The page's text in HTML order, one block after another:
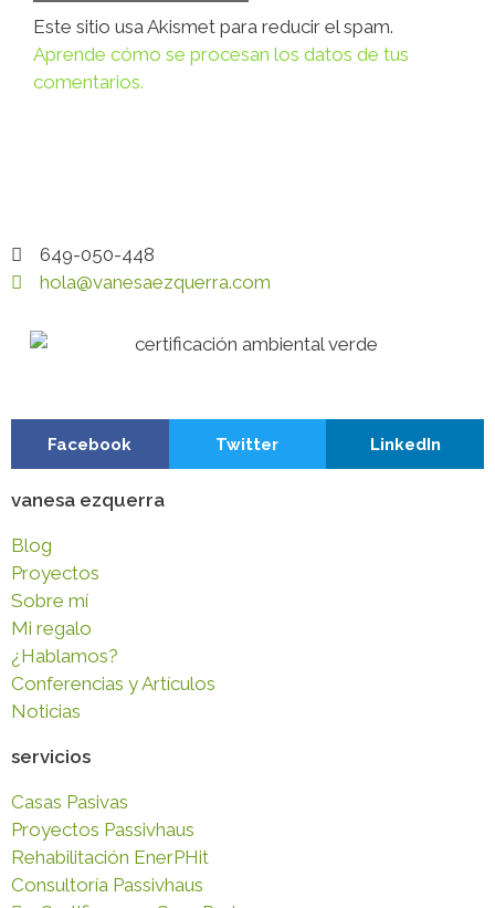
Este sitio usa Akismet para reducir el spam.
Aprende cómo se procesan los datos de tus
comentarios.
649-050-448
hola@vanesaezquerra.com
Facebook Twitter LinkedIn
vanesa ezquerra
Blog
Proyectos
Sobre mí
Mi regalo
¿Hablamos?
Conferencias y Artículos
Noticias
servicios
Casas Pasivas
Proyectos Passivhaus
Rehabilitación EnerPHit
Consultoría Passivhaus